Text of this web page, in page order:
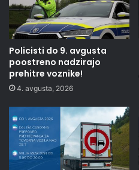
Policisti do 9. avgusta
poostreno nadzirajo
prehitre voznike!
4. avgusta, 2026